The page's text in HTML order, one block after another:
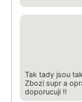
Tak tady jsou
Zbozi supr a
doporucuji !!